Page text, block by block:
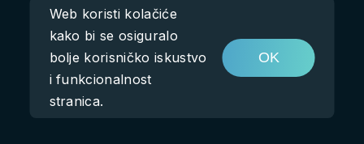
Web koristi kolačiće
kako bi se osiguralo
bolje korisničko iskustvo
i funkcionalnost
stranica.
OK